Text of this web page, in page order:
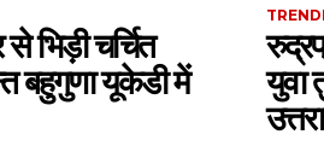
से भिड़ी चर्चित
बहुगुणा यूकेडी में
युवा